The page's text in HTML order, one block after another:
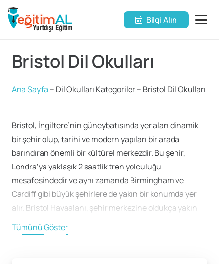
Bilgi Alın
Bristol Dil Okulları
Ana Sayfa – Dil Okulları Kategoriler– Bristol Dil Okulları
Bristol, İngiltere’nin güneybatısında yer alan dinamik
bir şehir olup, tarihi ve modern yapıları bir arada
barındıran önemli bir kültürel merkezdir. Bu şehir,
Londra’ya yaklaşık 2 saatlik tren yolculuğu
mesafesindedir ve aynı zamanda Birmingham ve
Cardiff gibi büyük şehirlere de yakın bir konumda yer
alır. Bristol Havaalanı, şehir merkezine oldukça yakın
aktarmalı uçuşlarla sağlanır ve uçuş süresi yaklaşık 3
Tümünü Göster